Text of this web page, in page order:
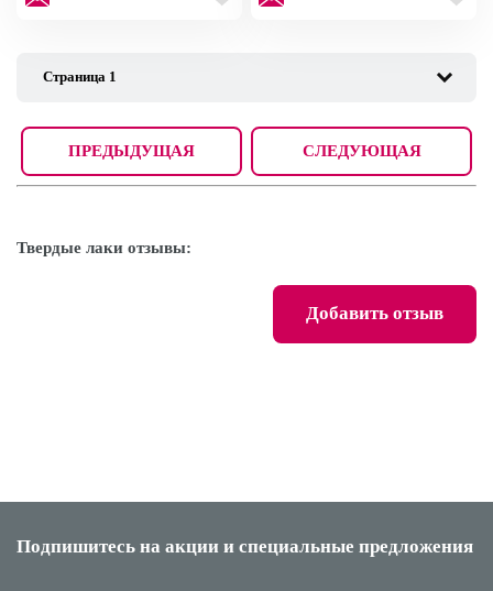
ПРЕДЫДУЩАЯ СЛЕДУЮЩАЯ
Твердые лаки отзывы:
Добавить отзыв
Подпишитесь на акции и специальные предложения